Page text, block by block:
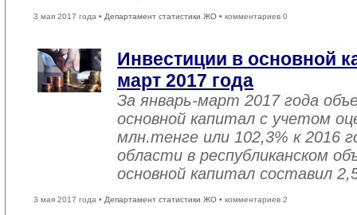
3 мая 2017 года • Департамент статистики ЖО • комментариев 0
Инвестиции в основной
март 2017 года
За январь-март 2017 года
основной капитал с учетом
млн.тенге или 102,3% к 2016
области в республиканском
основной капитал составил
3 мая 2017 года • Департамент статистики ЖО • комментариев 2